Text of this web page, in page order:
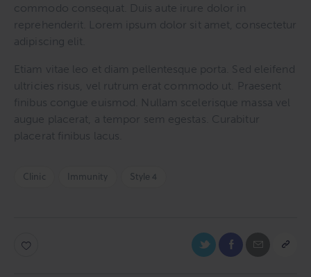
commodo consequat. Duis aute irure dolor in
reprehenderit. Lorem ipsum dolor sit amet, consectetur
adipiscing elit.
Etiam vitae leo et diam pellentesque porta. Sed eleifend
ultricies risus, vel rutrum erat commodo ut. Praesent
finibus congue euismod. Nullam scelerisque massa vel
augue placerat, a tempor sem egestas. Curabitur
placerat finibus lacus.
Clinic Immunity Style 4